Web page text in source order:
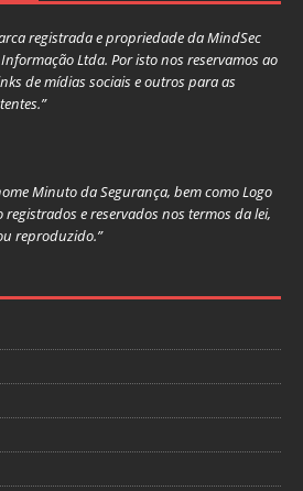
registrada e propriedade da MindSec
Ltda. Por isto nos reservamos ao
de mídias sociais e outros para as
Minuto da Segurança, bem como Logo
registrados e reservados nos termos da lei,
reproduzido.”